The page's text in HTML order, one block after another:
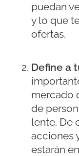
puedan
y lo que
ofertas.
Define a
mercado
de
lente. De
acciones
estarán